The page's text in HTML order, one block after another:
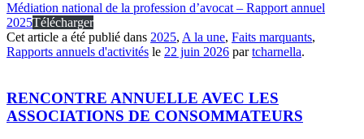
Médiation national de la profession d’avocat – Rapport annuel
2025Télécharger
Cet article a été publié dans 2025, A la une, Faits marquants,
Rapports annuels d'activités le 22 juin 2026 partcharnella.
RENCONTRE ANNUELLE AVEC LES
ASSOCIATIONS DE CONSOMMATEURS